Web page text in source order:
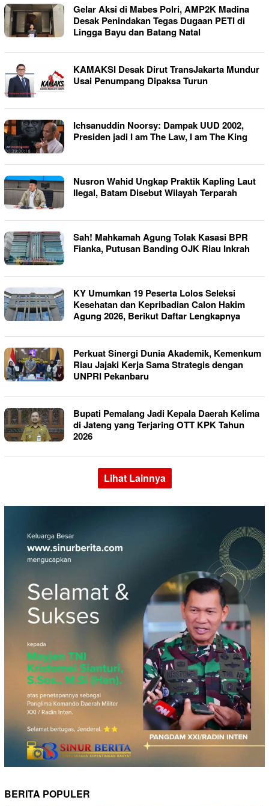
Gelar Aksi di Mabes Polri, AMP2K Madina
Desak Penindakan Tegas Dugaan PETI di
Lingga Bayu dan Batang Natal
KAMAKSI Desak Dirut TransJakarta Mundur
Usai Penumpang Dipaksa Turun
Ichsanuddin Noorsy: Dampak UUD 2002,
Presiden jadi I am The Law, I am The King
Nusron Wahid Ungkap Praktik Kapling Laut
Ilegal, Batam Disebut Wilayah Terparah
Sah! Mahkamah Agung Tolak Kasasi BPR
Fianka, Putusan Banding OJK Riau Inkrah
KY Umumkan 19 Peserta Lolos Seleksi
Kesehatan dan Kepribadian Calon Hakim
Agung 2026, Berikut Daftar Lengkapnya
Perkuat Sinergi Dunia Akademik, Kemenkum
Riau Jajaki Kerja Sama Strategis dengan
UNPRI Pekanbaru
Bupati Pemalang Jadi Kepala Daerah Kelima
di Jateng yang Terjaring OTT KPK Tahun
2026
Lihat Lainnya
BERITA POPULER